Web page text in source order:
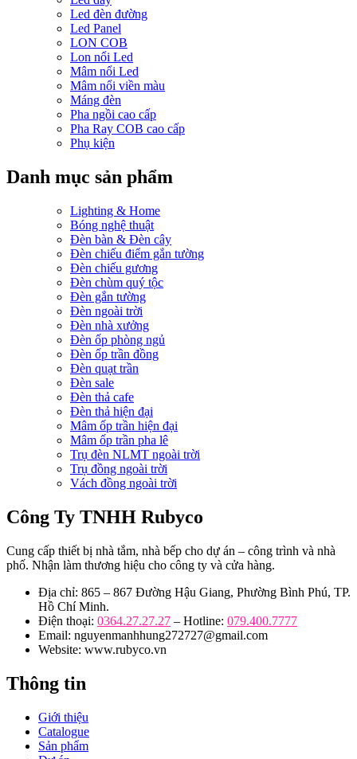
Led đèn đường
Led Panel
LON COB
Lon nổi Led
Mâm nổi Led
Mâm nổi viền màu
Máng đèn
Pha ngồi cao cấp
Pha Ray COB cao cấp
Phụ kiện
Danh mục sản phẩm
Lighting & Home
Bóng nghệ thuật
Đèn bàn & Đèn cây
Đèn chiếu điểm gắn tường
Đèn chiếu gương
Đèn chùm quý tộc
Đèn gắn tường
Đèn ngoài trời
Đèn nhà xưởng
Đèn ốp phòng ngủ
Đèn ốp trần đồng
Đèn quạt trần
Đèn sale
Đèn thả cafe
Đèn thả hiện đại
Mâm ốp trần hiện đại
Mâm ốp trần pha lê
Trụ đèn NLMT ngoài trời
Trụ đồng ngoài trời
Vách đồng ngoài trời
Công Ty TNHH Rubyco
Cung cấp thiết bị nhà tắm, nhà bếp cho dự án – công trình và nhà
phố. Nhận làm thương hiệu cho công ty và cửa hàng.
Địa chỉ: 865 – 867 Đường Hậu Giang, Phường Bình Phú, TP.
Hồ Chí Minh.
Điện thoại: 0364.27.27.27 – Hotline: 079.400.7777
Email: nguyenmanhhung272727@gmail.com
Website: www.rubyco.vn
Thông tin
Giới thiệu
Catalogue
Sản phẩm